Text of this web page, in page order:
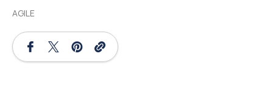
AGILE